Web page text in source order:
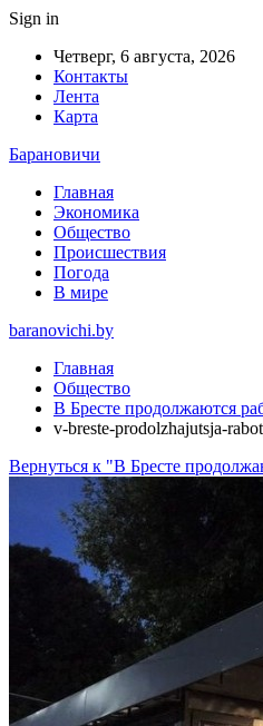
Sign in
Четверг, 6 августа, 2026
Контакты
Лента
Карта
Барановичи
Главная
Экономика
Общество
Происшествия
Погода
В мире
baranovichi.by
Главная
Общество
В Бресте продолжаются
v-breste-prodolzhajutsja-
Вернуться к "В Бресте